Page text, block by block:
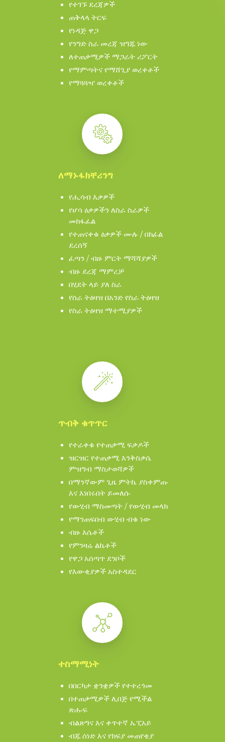
የተገኙ ደረጃዎች
ጠቅላላ ትርፍ
የነዳጅ ዋጋ
የንግድ ስራ መረጃ ዝግጁ ነው
ለተጠቃሚዎች ማጋራት ሪፖርት
የማምጣትና የማሸጊያ ወረቀቶች
የማጓጓዣ ወረቀቶች
ለማኑፋክቸሪንግ
የሒሳብ እቃዎች
የሆሳ ዕቃዎችን ለስራ ስራዎች
መከፋፈል
የተጠናቀቁ ዕቃዎች ሙሉ / በከፊል
ደረሰኝ
ፈጣን / ብዙ ምርት ማሻሻያዎች
ብዙ ደረጃ ማምረቻ
በሂደት ላይ ያለ ስራ
የስራ ትዕዛዝ በአንድ የስራ ትዕዛዝ
የስራ ትዕዛዝ ማተሚያዎች
ጥብቅ ቁጥጥር
የተራቀቁ የተጠቃሚ ፍቃዶች
ዝርዝር የተጠቃሚ እንቅስቃሴ
ምዝግብ ማስታወሻዎች
በማንኛውም ጊዜ ምትኬ ያስቀምጡ
እና እነበሩበት ይመለሱ
የውሂብ ማስመጣት / የውሂብ መላክ
የማንጠፍበብ ውሂብ ብቁ ነው
ብዙ እሴቶች
የምንዛሬ ልኬቶች
የዋጋ አሰጣጥ ደንቦች
የእውቂያዎች አስተዳደር
ተስማሚነት
በበርካታ ቋንቋዎች የተተረጎመ
በተጠቃሚዎች ሊበጅ የሚችል
ጽሑፍ
ብልጽግና እና ቀጥተኛ ኤፒአይ
ብጁ ሰነድ እና የክፍያ መጠየቂያ